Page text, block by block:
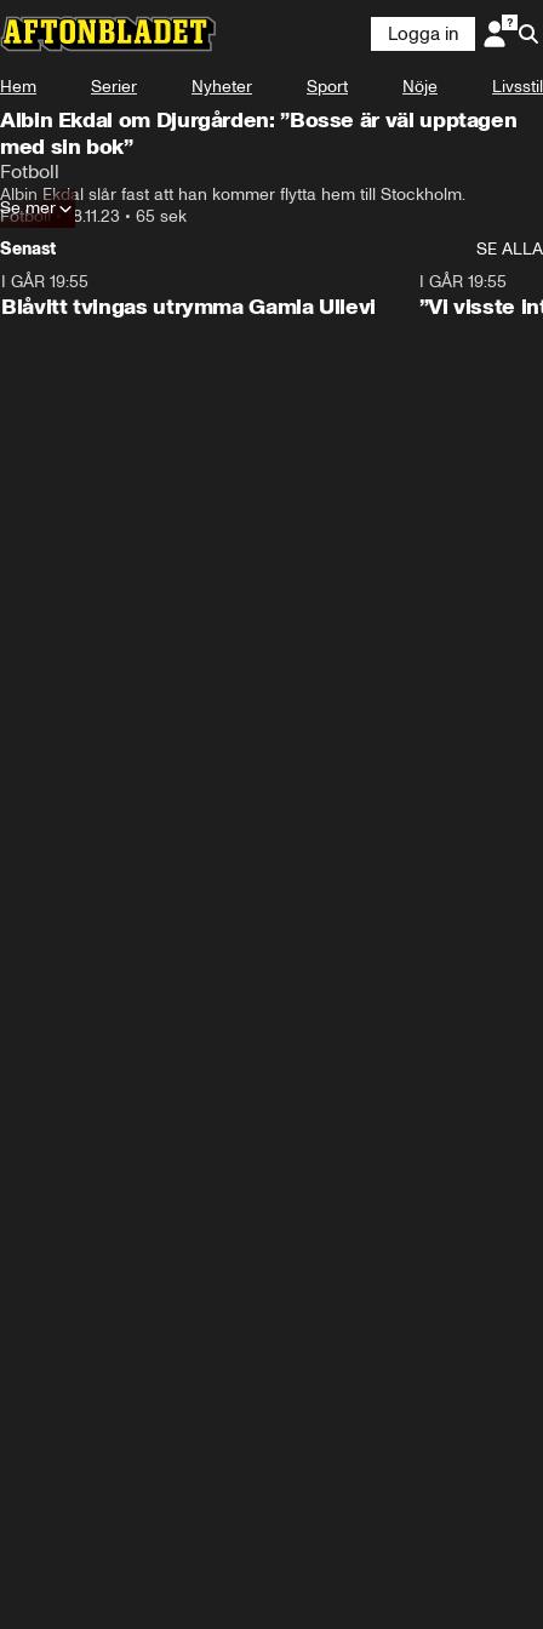
Logga in
Hem Serier Nyheter Sport Nöje Livsstil
Albin Ekdal om Djurgården: ”Bosse är väl upptagen
med sin bok”
Fotboll
Albin Ekdal slår fast att han kommer flytta hem till Stockholm.
Fotboll•18.11.23 • 65 sek
Se mer
Senast
SE ALLA
I GÅR 19:55
Blåvitt tvingas utrymma Gamla Ullevi
I GÅR 19:55
”Vi visste